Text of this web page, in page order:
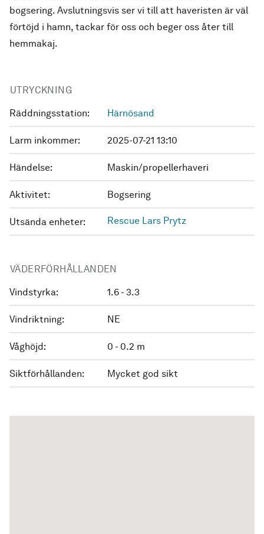
bogsering. Avslutningsvis ser vi till att haveristen är väl
förtöjd i hamn, tackar för oss och beger oss åter till
hemmakaj.
UTRYCKNING
Räddningsstation: Härnösand
Larm inkommer: 2025-07-21 13:10
Händelse: Maskin/propellerhaveri
Aktivitet: Bogsering
Utsända enheter: Rescue Lars Prytz
VÄDERFÖRHÅLLANDEN
Vindstyrka: 1.6 - 3.3
Vindriktning: NE
Våghöjd: 0 - 0.2 m
Siktförhållanden: Mycket god sikt